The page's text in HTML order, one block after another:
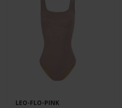
LEO-FLO-PINK